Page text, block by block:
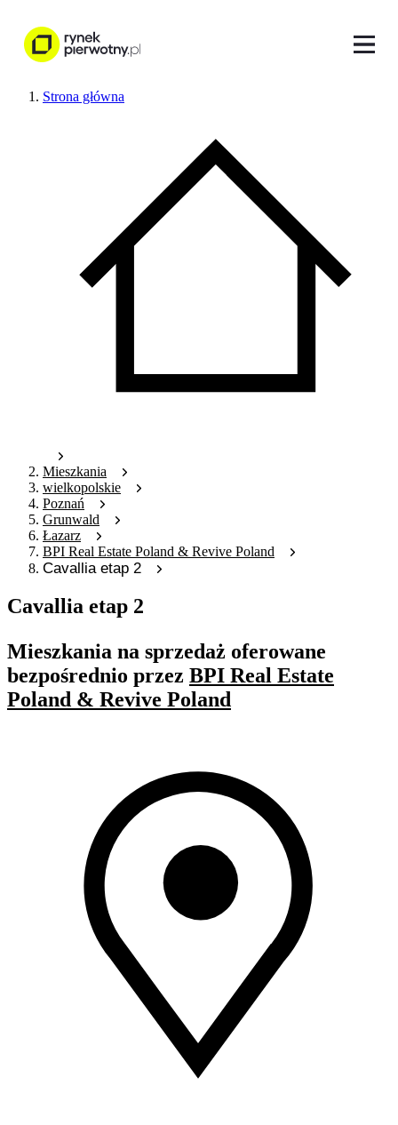
Strona główna
Mieszkania
wielkopolskie
Poznań
Grunwald
Łazarz
BPI Real Estate Poland & Revive Poland
Cavallia etap 2
Cavallia etap 2
Mieszkania na sprzedaż oferowane
bezpośrednio przez BPI Real Estate
Poland & Revive Poland